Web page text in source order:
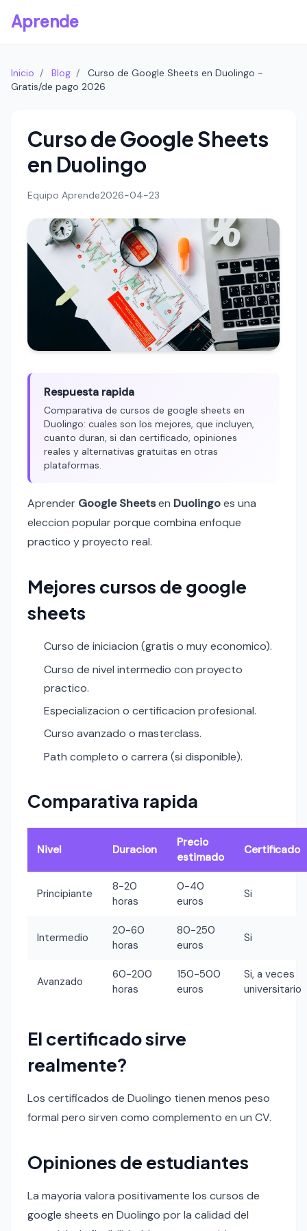
Aprende
Inicio / Blog /
Curso de Google Sheets en Duolingo -
Gratis/de pago 2026
Curso de Google Sheets
en Duolingo
Equipo Aprende2026-04-23
Respuesta rapida
Comparativa de cursos de google sheets en
Duolingo: cuales son los mejores, que incluyen,
cuanto duran, si dan certificado, opiniones
reales y alternativas gratuitas en otras
plataformas.
Aprender Google Sheetsen Duolingoes una
eleccion popular porque combina enfoque
practico y proyecto real.
Mejores cursos de google
sheets
Curso de iniciacion (gratis o muy economico).
Curso de nivel intermedio con proyecto
practico.
Especializacion o certificacion profesional.
Curso avanzado o masterclass.
Path completo o carrera (si disponible).
Comparativa rapida
Nivel Duracion
Precio
estimado
Certificado
Principiante
8-20
horas
0-40
euros
Si
Intermedio
20-60
horas
80-250
euros
Si
Avanzado
60-200
horas
150-500
euros
Si, a veces
universitario
El certificado sirve
realmente?
Los certificados de Duolingo tienen menos peso
formal pero sirven como complemento en un CV.
Opiniones de estudiantes
La mayoria valora positivamente los cursos de
google sheets en Duolingo por la calidad del